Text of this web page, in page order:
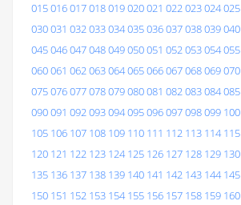
015016017018019020021 022023024025
030031 032033034035036037038039040
045046047048049050051 052053054055
060061 062063064065066067068069070
075076077078079080081 082083084085
090091 092093094095096097098099 100
105 106 107 108 109 110 111 112 113 114 115
120 121 122 123 124 125 126 127 128 129 130
135 136 137 138 139 140 141 142 143 144 145
150 151 152 153 154 155 156 157 158 159 160